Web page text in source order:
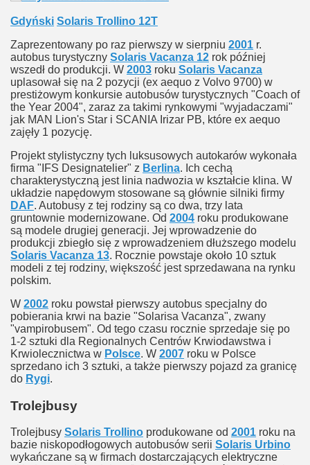
Gdyński Solaris Trollino 12T
Zaprezentowany po raz pierwszy w sierpniu 2001 r.
autobus turystyczny Solaris Vacanza 12 rok później
wszedł do produkcji. W 2003 roku Solaris Vacanza
uplasował się na 2 pozycji (ex aequo z Volvo 9700) w
prestiżowym konkursie autobusów turystycznych "Coach of
the Year 2004", zaraz za takimi rynkowymi "wyjadaczami"
jak MAN Lion's Star i SCANIA Irizar PB, które ex aequo
zajęły 1 pozycję.
Projekt stylistyczny tych luksusowych autokarów wykonała
firma "IFS Designatelier" z Berlina. Ich cechą
charakterystyczną jest linia nadwozia w kształcie klina. W
układzie napędowym stosowane są głównie silniki firmy
DAF. Autobusy z tej rodziny są co dwa, trzy lata
gruntownie modernizowane. Od 2004 roku produkowane
są modele drugiej generacji. Jej wprowadzenie do
produkcji zbiegło się z wprowadzeniem dłuższego modelu
Solaris Vacanza 13. Rocznie powstaje około 10 sztuk
modeli z tej rodziny, większość jest sprzedawana na rynku
polskim.
W 2002 roku powstał pierwszy autobus specjalny do
pobierania krwi na bazie "Solarisa Vacanza", zwany
"vampirobusem". Od tego czasu rocznie sprzedaje się po
1-2 sztuki dla Regionalnych Centrów Krwiodawstwa i
Krwiolecznictwa w Polsce. W 2007 roku w Polsce
sprzedano ich 3 sztuki, a także pierwszy pojazd za granicę
do Rygi.
Trolejbusy
Trolejbusy Solaris Trollino produkowane od 2001 roku na
bazie niskopodłogowych autobusów serii Solaris Urbino
wykańczane są w firmach dostarczających elektryczne